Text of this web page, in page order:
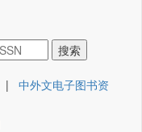
| 中外文电子图书资